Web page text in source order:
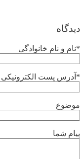
دیدگاه
*نام و نام خانوادگی
*آدرس پست الکترونیکی
موضوع
پیام شما